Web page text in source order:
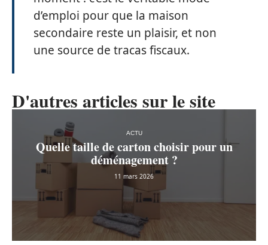
d’emploi pour que la maison
secondaire reste un plaisir, et non
une source de tracas fiscaux.
D'autres articles sur le site
ACTU
Quelle taille de carton choisir pour un
déménagement ?
11 mars 2026